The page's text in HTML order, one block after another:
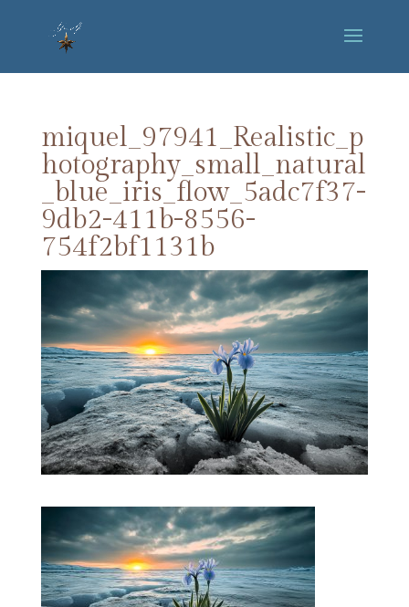
miquel_97941_Realistic_p
hotography_small_natural
_blue_iris_flow_5adc7f37-
9db2-411b-8556-
754f2bf1131b